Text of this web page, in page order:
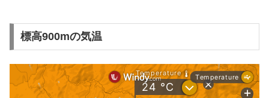
標高900mの気温